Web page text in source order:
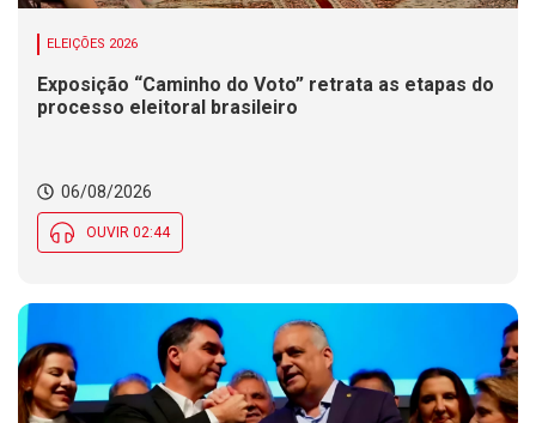
ELEIÇÕES 2026
Exposição “Caminho do Voto” retrata as etapas do
processo eleitoral brasileiro
06/08/2026
OUVIR 02:44